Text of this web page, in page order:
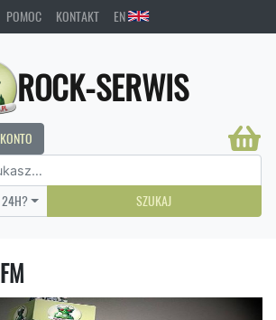
POMOC KONTAKT EN
ROCK-SERWIS
24H? SZUKAJ